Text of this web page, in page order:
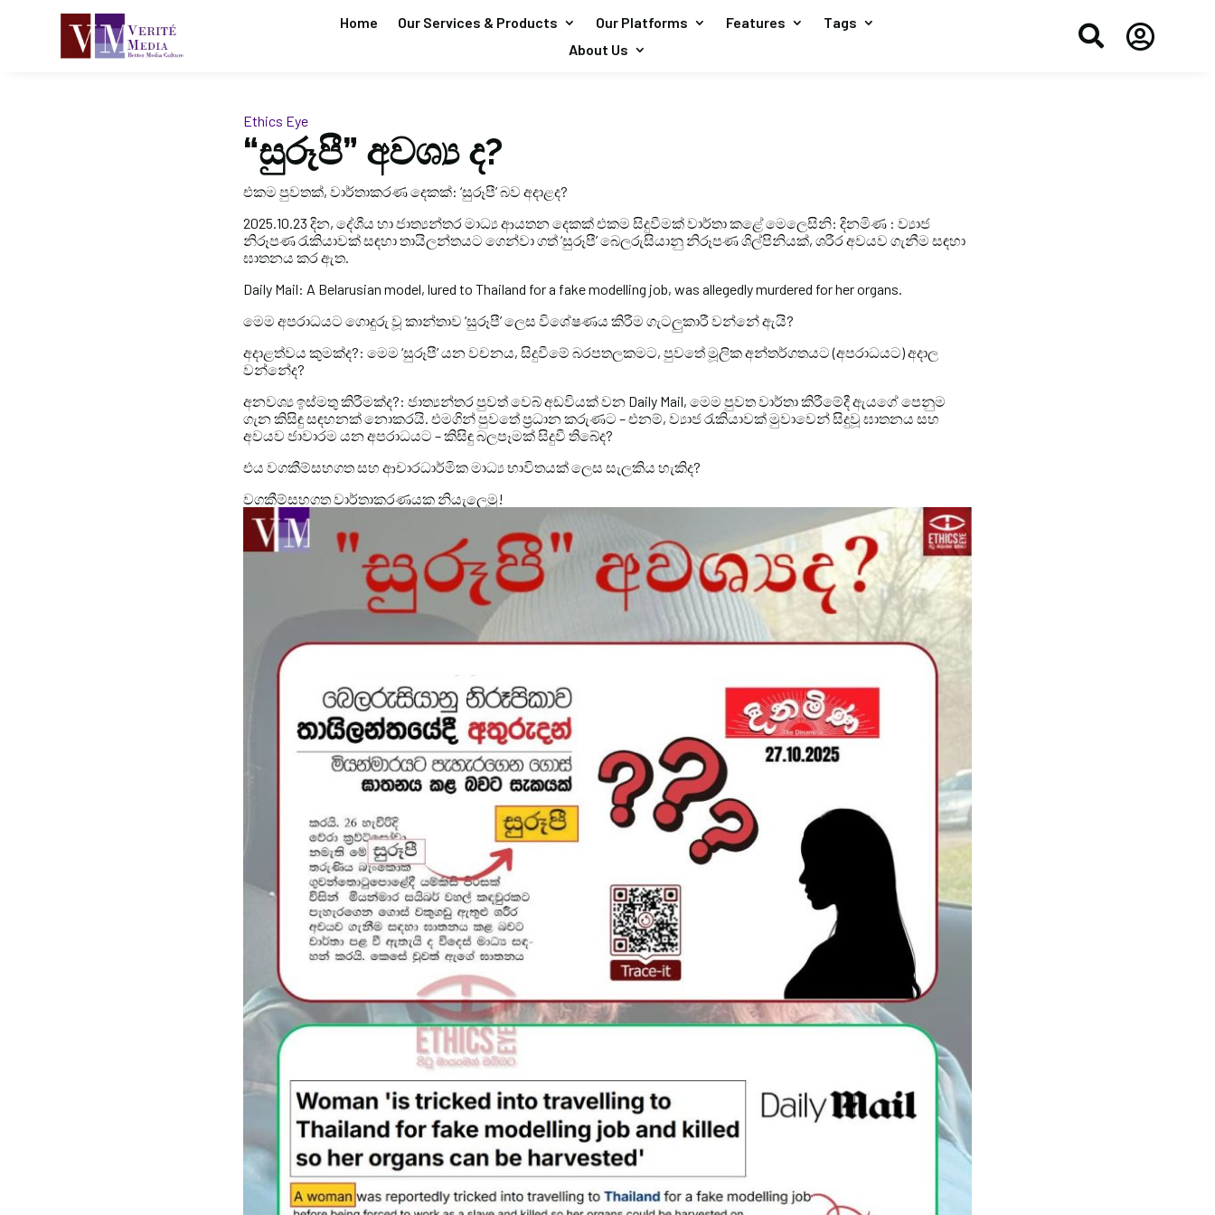
Home Our Services & Products Our Platforms Features
Tags
About Us
 
Ethics Eye
“සුරූපී” අවශ්‍ය ද?
එකම පුවතක්, වාර්තාකරණ දෙකක්: ‘සුරූපී’ බව අදාළද?
2025.10.23 දින, දේශීය හා ජාත්‍යන්තර මාධ්‍ය ආයතන දෙකක් එකම සිදුවීමක් වාර්තා කළේ මෙලෙසිනි: දිනමිණ : ව්‍යාජ
නිරූපණ රැකියාවක් සඳහා තායිලන්තයට ගෙන්වා ගත් ‘සුරූපී’ බෙලරුසියානු නිරූපණ ශිල්පිනියක්, ශරීර අවයව ගැනීම සඳහා
ඝාතනය කර ඇත.
Daily Mail: A Belarusian model, lured to Thailand for a fake modelling job, was allegedly murdered for her organs.
මෙම අපරාධයට ගොදුරු වූ කාන්තාව ‘සුරූපී’ ලෙස විශේෂණය කිරීම ගැටලුකාරී වන්නේ ඇයි?
අදාළත්වය කුමක්ද?: මෙම ‘සුරූපී’ යන වචනය, සිදුවීමේ බරපතලකමට, පුවතේ මූලික අන්තර්ගතයට (අපරාධයට) අදාල
වන්නේද?
අනවශ්‍ය ඉස්මතු කිරීමක්ද?: ජාත්‍යන්තර පුවත් වෙබ් අඩවියක් වන Daily Mail, මෙම පුවත වාර්තා කිරීමේදී ඇයගේ පෙනුම
ගැන කිසිඳු සඳහනක් නොකරයි. එමගින් පුවතේ ප්‍රධාන කරුණට – එනම්, ව්‍යාජ රැකියාවක් මුවාවෙන් සිදුවූ ඝාතනය සහ
අවයව ජාවාරම යන අපරාධයට – කිසිඳු බලපෑමක් සිදුවී තිබේද?
එය වගකීම්සහගත සහ ආචාරධාර්මික මාධ්‍ය භාවිතයක් ලෙස සැලකිය හැකිද?
වගකීම්සහගත වාර්තාකරණයක නියැලෙමු!